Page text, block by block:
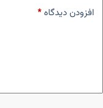
افزودن دیدگاه*